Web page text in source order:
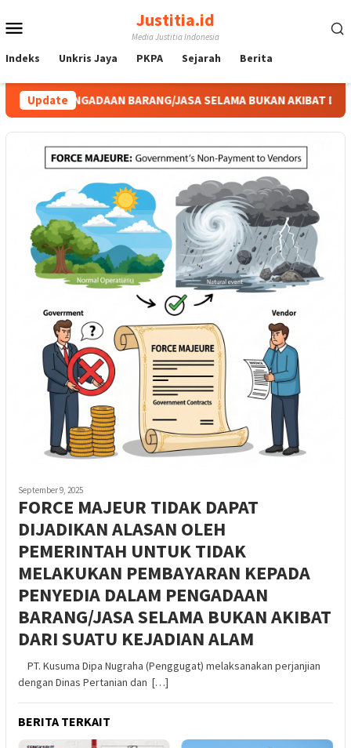
ke
Mobile
Justitia.id
Media Justitia Indonesia
Indeks Unkris Jaya PKPA Sejarah Berita
Update
BARANG/JASA SELAMA BUKAN AKIBAT DARI SUATU
September 9, 2025
FORCE MAJEUR TIDAK DAPAT
DIJADIKAN ALASAN OLEH
PEMERINTAH UNTUK TIDAK
MELAKUKAN PEMBAYARAN KEPADA
PENYEDIA DALAM PENGADAAN
BARANG/JASA SELAMA BUKAN AKIBAT
DARI SUATU KEJADIAN ALAM
PT. Kusuma Dipa Nugraha (Penggugat) melaksanakan perjanjian
dengan Dinas Pertanian dan […]
BERITA TERKAIT